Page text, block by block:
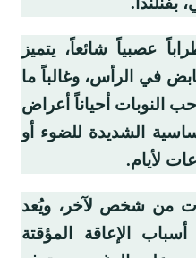
عصبياً شائعاً، يتميز
في الرأس، وغالباً ما
النوبات أحياناً أعراض
الشديدة للضوء أو
لأيام.
من شخص لآخر، ويُعد
الإعاقة المؤقتة